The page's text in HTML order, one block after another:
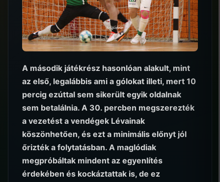
A második játékrész hasonlóan alakult, mint
az első, legalábbis ami a gólokat illeti, mert 10
percig ezúttal sem sikerült egyik oldalnak
sem betalálnia. A 30. percben megszerezték
a vezetést a vendégek Lévainak
köszönhetően, és ezt a minimális előnyt jól
őrizték a folytatásban. A maglódiak
megpróbáltak mindent az egyenlítés
érdekében és kockáztattak is, de ez